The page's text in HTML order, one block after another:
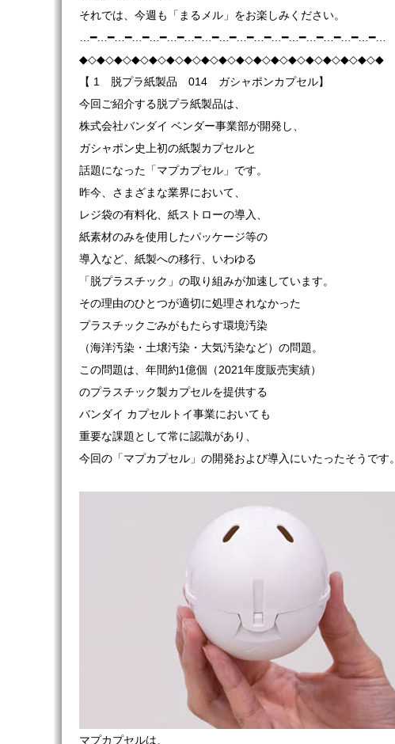
それでは、今週も「まるメル」をお楽しみください。
…━…━…━…━…━…━…━…━…━…━…━…━…━…━…━…━…━…
◆◇◆◇◆◇◆◇◆◇◆◇◆◇◆◇◆◇◆◇◆◇◆◇◆◇◆◇◆◇◆◇◆◇◆
【 1 脱プラ紙製品 014 ガシャポンカプセル】
今回ご紹介する脱プラ紙製品は、
株式会社バンダイ ベンダー事業部が開発し、
ガシャポン史上初の紙製カプセルと
話題になった「マプカプセル」です。
昨今、さまざまな業界において、
レジ袋の有料化、紙ストローの導入、
紙素材のみを使用したパッケージ等の
導入など、紙製への移行、いわゆる
「脱プラスチック」の取り組みが加速しています。
その理由のひとつが適切に処理されなかった
プラスチックごみがもたらす環境汚染
（海洋汚染・土壌汚染・大気汚染など）の問題。
この問題は、年間約1億個（2021年度販売実績）
のプラスチック製カプセルを提供する
バンダイ カプセルトイ事業においても
重要な課題として常に認識があり、
今回の「マプカプセル」の開発および導入にいたったそうです。
マプカプセルは、